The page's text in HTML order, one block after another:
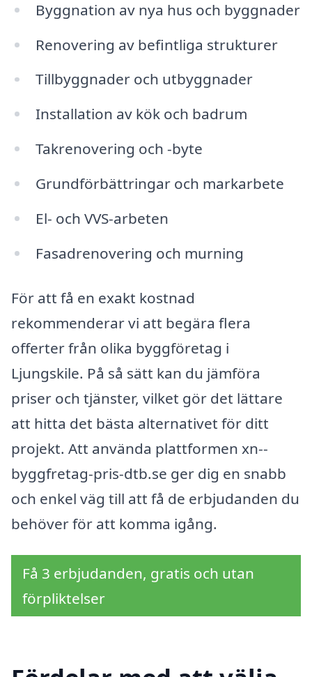
Byggnation av nya hus och byggnader
Renovering av befintliga strukturer
Tillbyggnader och utbyggnader
Installation av kök och badrum
Takrenovering och -byte
Grundförbättringar och markarbete
El- och VVS-arbeten
Fasadrenovering och murning
För att få en exakt kostnad
rekommenderar vi att begära flera
offerter från olika byggföretag i
Ljungskile. På så sätt kan du jämföra
priser och tjänster, vilket gör det lättare
att hitta det bästa alternativet för ditt
projekt. Att använda plattformen xn--
byggfretag-pris-dtb.se ger dig en snabb
och enkel väg till att få de erbjudanden du
behöver för att komma igång.
Få 3 erbjudanden, gratis och utan
förpliktelser